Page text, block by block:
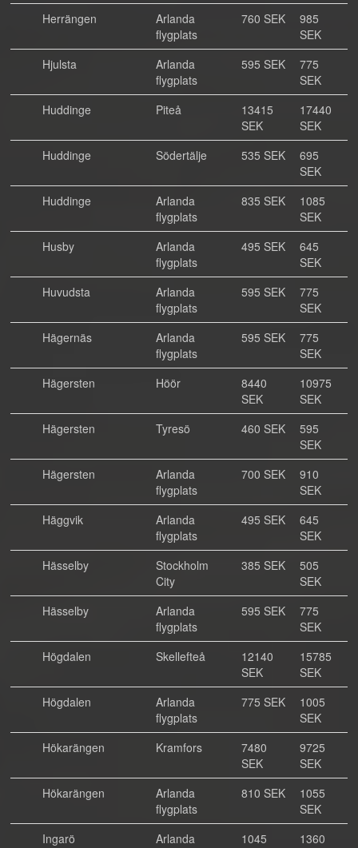
Herrängen
Arlanda
flygplats
760 SEK
985
SEK
Hjulsta
Arlanda
flygplats
595 SEK
775
SEK
Huddinge
Piteå
13415
SEK
17440
SEK
Huddinge
Södertälje 535 SEK
695
SEK
Huddinge
Arlanda
flygplats
835 SEK
1085
SEK
Husby
Arlanda
flygplats
495 SEK
645
SEK
Huvudsta
Arlanda
flygplats
595 SEK
775
SEK
Hägernäs
Arlanda
flygplats
595 SEK
775
SEK
Hägersten
Höör
8440
SEK
10975
SEK
Hägersten
Tyresö 460 SEK
595
SEK
Hägersten
Arlanda
flygplats
700 SEK
910
SEK
Häggvik
Arlanda
flygplats
495 SEK
645
SEK
Hässelby
Stockholm
City
385 SEK
505
SEK
Hässelby
Arlanda
flygplats
595 SEK
775
SEK
Högdalen
Skellefteå
12140
SEK
15785
SEK
Högdalen
Arlanda
flygplats
775 SEK
1005
SEK
Hökarängen
Kramfors
7480
SEK
9725
SEK
Hökarängen
Arlanda
flygplats
810 SEK
1055
SEK
Ingarö
Arlanda
1045
1360